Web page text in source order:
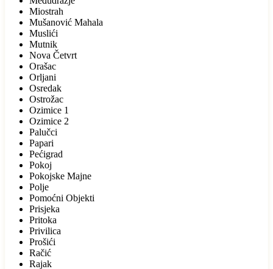
Miostrah
Mušanović Mahala
Muslići
Mutnik
Nova Četvrt
Orašac
Orljani
Osredak
Ostrožac
Ozimice 1
Ozimice 2
Palučci
Papari
Pećigrad
Pokoj
Pokojske Majne
Polje
Pomoćni Objekti
Prisjeka
Pritoka
Privilica
Prošići
Račić
Rajak